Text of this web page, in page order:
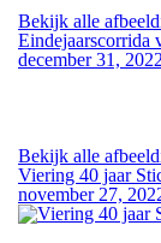
Bekijk alle
Eindejaarscorrida
december 31, 2022
Bekijk alle
Viering 40 jaar
november 27,